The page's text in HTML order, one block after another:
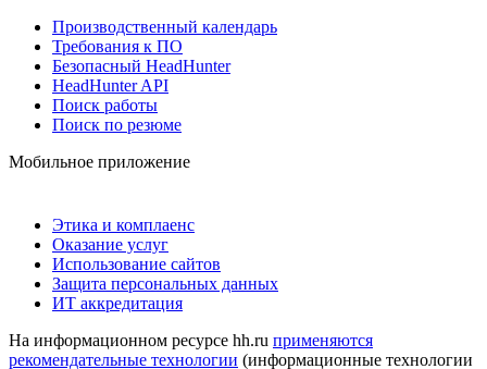
Производственный календарь
Требования к ПО
Безопасный HeadHunter
HeadHunter API
Поиск работы
Поиск по резюме
Мобильное приложение
Этика и комплаенс
Оказание услуг
Использование сайтов
Защита персональных данных
ИТ аккредитация
На информационном ресурсе hh.ru применяются
рекомендательные технологии (информационные технологии